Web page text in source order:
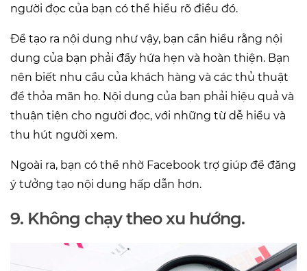
người đọc của bạn có thể hiểu rõ điều đó.
Để tạo ra nội dung như vậy, bạn cần hiểu rằng nội
dung của bạn phải đầy hứa hẹn và hoàn thiện. Bạn
nên biết nhu cầu của khách hàng và các thủ thuật
để thỏa mãn họ. Nội dung của bạn phải hiệu quả và
thuận tiện cho người đọc, với những từ dễ hiểu và
thu hút người xem.
Ngoài ra, bạn có thể nhờ Facebook trợ giúp để đăng
ý tưởng tạo nội dung hấp dẫn hơn.
9. Không chạy theo xu hướng.